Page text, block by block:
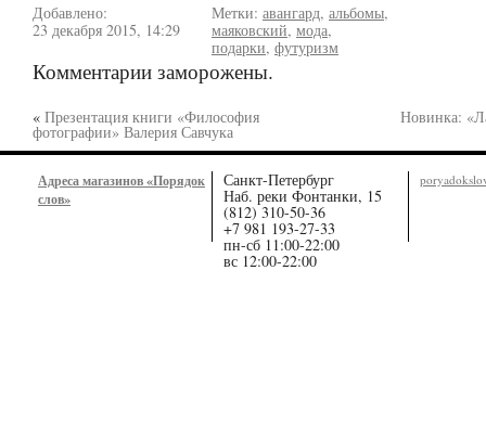
Добавлено:
23 декабря 2015, 14:29
Метки: авангард, альбомы,
маяковский, мода,
подарки, футуризм
Комментарии заморожены.
« Презентация книги «Философия
фотографии» Валерия Савчука
Новинка:
Адреса магазинов «Порядок
слов»
Санкт-Петербург
Наб. реки Фонтанки, 15
(812) 310-50-36
+7 981 193-27-33
пн-сб 11:00-22:00
вс 12:00-22:00